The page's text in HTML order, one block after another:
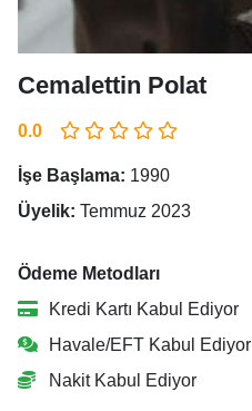
Cemalettin Polat
0.0
İşe Başlama: 1990
Üyelik: Temmuz 2023
Ödeme Metodları
Kredi Kartı Kabul Ediyor
Havale/EFT Kabul Ediyor
Nakit Kabul Ediyor